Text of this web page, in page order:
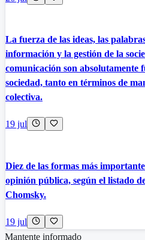
La fuerza de las ideas, las
información y la gestión de la
comunicación son absolutamente
sociedad, tanto en términos de
colectiva.
19 jul
Diez de las formas más
opinión pública, según el listado
Chomsky.
19 jul
Mantente informado